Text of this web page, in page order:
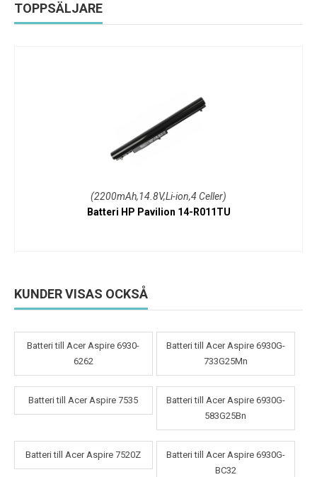
TOPPSÄLJARE
(2200mAh,14.8V,Li-ion,4 Celler)
Batteri HP Pavilion 14-R011TU
KUNDER VISAS OCKSÅ
Batteri till Acer Aspire 6930-
6262
Batteri till Acer Aspire 6930G-
733G25Mn
Batteri till Acer Aspire 7535
Batteri till Acer Aspire 6930G-
583G25Bn
Batteri till Acer Aspire 7520Z
Batteri till Acer Aspire 6930G-
BC32